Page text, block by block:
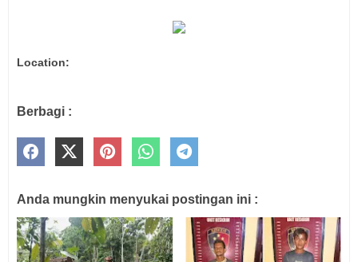
Location:
Berbagi :
Anda mungkin menyukai postingan ini :